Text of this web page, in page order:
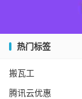
热门标签
搬瓦工
腾讯云优惠